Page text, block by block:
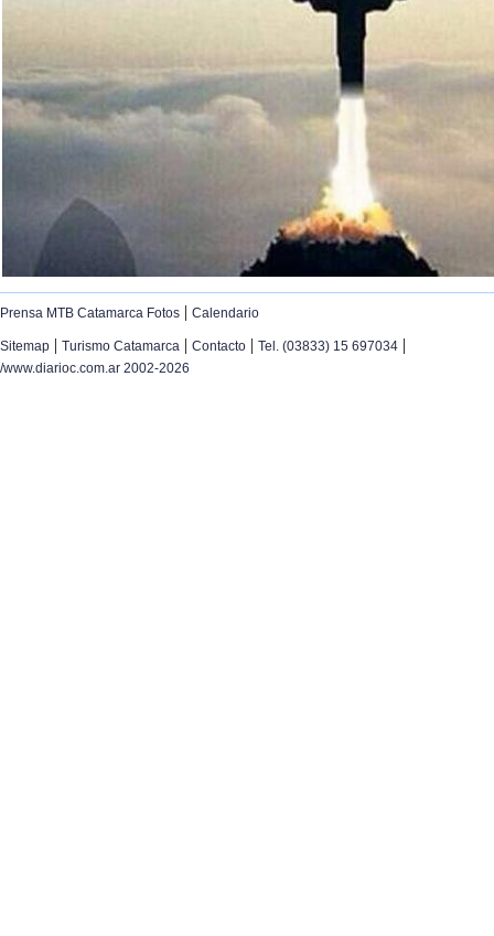
Prensa MTB Catamarca Fotos | Calendario
Sitemap | Turismo Catamarca | Contacto | Tel. (03833) 15 697034 |
/www.diarioc.com.ar 2002-2026